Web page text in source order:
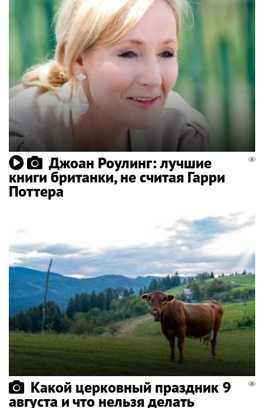
Джоан Роулинг: лучшие
книги британки, не считая Гарри
Поттера
Какой церковный праздник 9
августа и что нельзя делать